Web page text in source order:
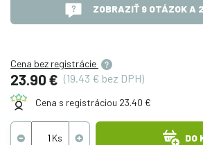
ZOBRAZIŤ 9 OTÁZOK A
Cena bez registrácie
23.90 € (19.43 € bez DPH)
Cena s registráciou 23.40 €
DO